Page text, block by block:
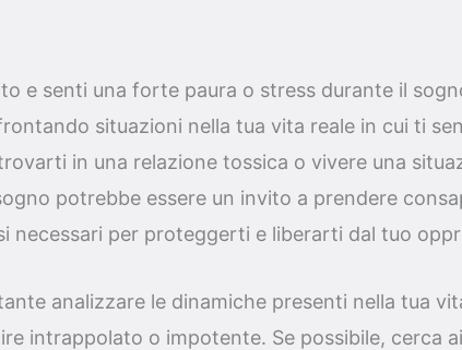
e senti una forte paura o stress durante il
situazioni nella tua vita reale in cui ti
in una relazione tossica o vivere una
potrebbe essere un invito a prendere
necessari per proteggerti e liberarti dal tuo
analizzare le dinamiche presenti nella tua
intrappolato o impotente. Se possibile, cerca